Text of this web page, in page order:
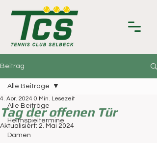
Beitrag
Alle Beiträge
Heimspieltermine
Damen
Alle Beiträge
Tag der offenen Tür
4. Apr. 2024 0 Min. Lesezeit
Aktualisiert: 2. Mai 2024